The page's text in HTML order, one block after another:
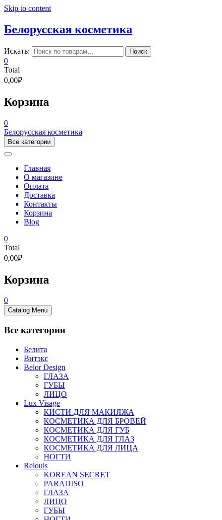
Skip to content
Белорусская косметика
Искать: Поиск
0
Total
0,00₽
Корзина
0
Белорусская косметика
Все категории
Главная
О магазине
Оплата
Доставка
Контакты
Корзина
Blog
0
Total
0,00₽
Корзина
0
Catalog Menu
Все категории
Белита
Витэкс
Belor Design
ГЛАЗА
ГУБЫ
ЛИЦО
Lux Visage
КИСТИ ДЛЯ МАКИЯЖА
КОСМЕТИКА ДЛЯ БРОВЕЙ
КОСМЕТИКА ДЛЯ ГУБ
КОСМЕТИКА ДЛЯ ГЛАЗ
КОСМЕТИКА ДЛЯ ЛИЦА
НОГТИ
Relouis
KOREAN SECRET
PARADISO
ГЛАЗА
ЛИЦО
ГУБЫ